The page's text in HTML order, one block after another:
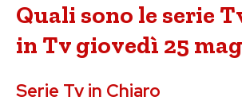
Quali sono le serie
in Tv giovedì 25
Serie Tv in Chiaro